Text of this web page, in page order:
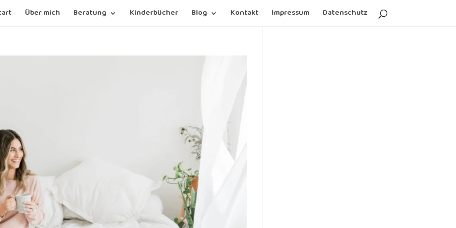
Über mich Beratung Kinderbücher Blog Kontakt Impressum Datenschutz